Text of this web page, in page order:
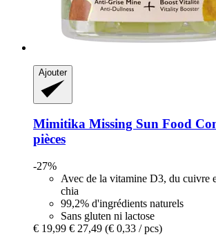
Ajouter
Mimitika Missing Sun Food
pièces
-27%
Avec de la vitamine D3, du cuivre
chia
99,2% d'ingrédients naturels
Sans gluten ni lactose
€ 19,99 € 27,49 (€ 0,33 / pcs)